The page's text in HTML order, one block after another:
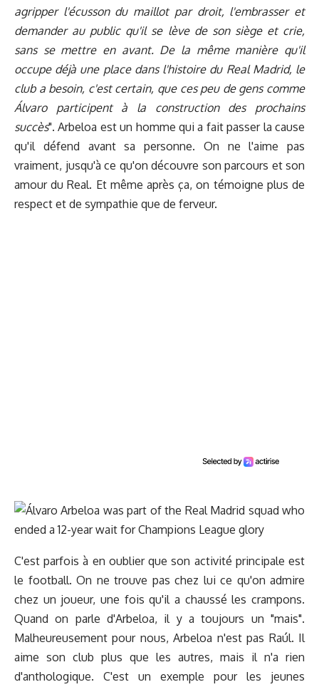
agripper l'écusson du maillot par droit, l'embrasser et
demander au public qu'il se lève de son siège et crie,
sans se mettre en avant. De la même manière qu'il
occupe déjà une place dans l'histoire du Real Madrid, le
club a besoin, c'est certain, que ces peu de gens comme
Álvaro participent à la construction des prochains
succès". Arbeloa est un homme qui a fait passer la cause
qu'il défend avant sa personne. On ne l'aime pas
vraiment, jusqu'à ce qu'on découvre son parcours et son
amour du Real. Et même après ça, on témoigne plus de
respect et de sympathie que de ferveur.
C'est parfois à en oublier que son activité principale est
le football. On ne trouve pas chez lui ce qu'on admire
chez un joueur, une fois qu'il a chaussé les crampons.
Quand on parle d'Arbeloa, il y a toujours un "mais".
Malheureusement pour nous, Arbeloa n'est pas Raúl. Il
aime son club plus que les autres, mais il n'a rien
d'anthologique. C'est un exemple pour les jeunes